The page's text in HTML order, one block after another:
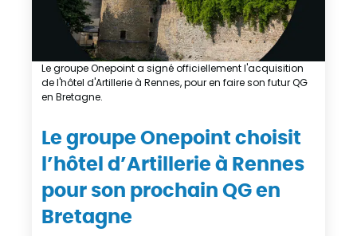
Le groupe Onepoint choisit
l’hôtel d’Artillerie à Rennes
pour son prochain QG en
Bretagne
Le groupe Onepoint a signé officiellement l'acquisition
de l'hôtel d'Artillerie à Rennes, pour en faire son futur QG
en Bretagne.